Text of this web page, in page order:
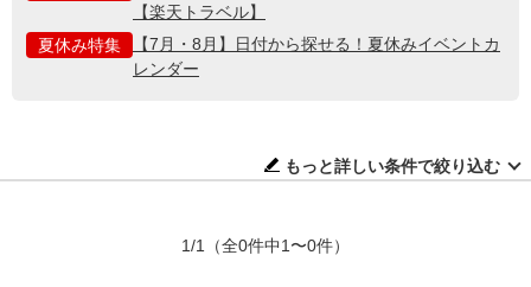
【楽天トラベル】
夏休み特集
【7月・8月】日付から探せる！夏休みイベントカ
レンダー
もっと詳しい条件で絞り込む
1/1 （全0件中1〜0件）